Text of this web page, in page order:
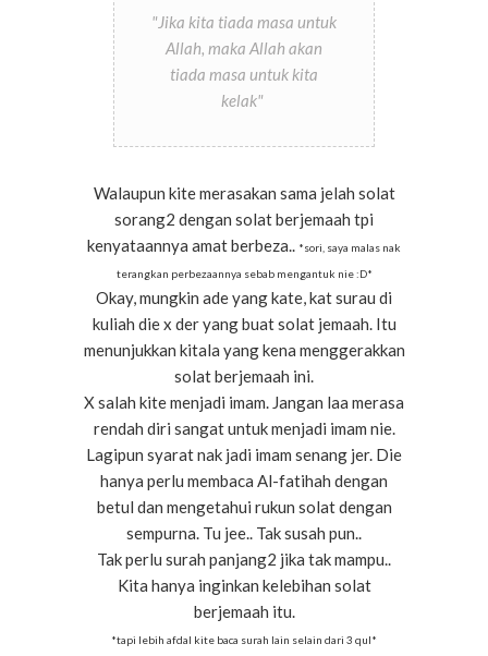
"Jika kita tiada masa untuk
Allah, maka Allah akan
tiada masa untuk kita
kelak"
Walaupun kite merasakan sama jelah solat
sorang2 dengan solat berjemaah tpi
kenyataannya amat berbeza.. *sori, saya malas nak
terangkan perbezaannya sebab mengantuk nie :D*
Okay, mungkin ade yang kate, kat surau di
kuliah die x der yang buat solat jemaah. Itu
menunjukkan kitala yang kena menggerakkan
solat berjemaah ini.
X salah kite menjadi imam. Jangan laa merasa
rendah diri sangat untuk menjadi imam nie.
Lagipun syarat nak jadi imam senang jer. Die
hanya perlu membaca Al-fatihah dengan
betul dan mengetahui rukun solat dengan
sempurna. Tu jee.. Tak susah pun..
Tak perlu surah panjang2 jika tak mampu..
Kita hanya inginkan kelebihan solat
berjemaah itu.
*tapi lebih afdal kite baca surah lain selain dari 3 qul*